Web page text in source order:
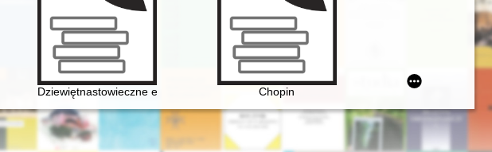
[1915-2003]
Dziewiętnastowieczne edycje dzieł Fryderyka Chopina jako aspekt historii recepcji
Chopin